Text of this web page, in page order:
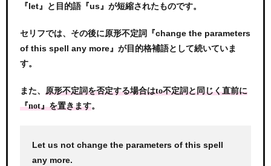
『let』と目的語『us』が短縮されたものです。
セリフでは、その後に原形不定詞『change the parameters
of this spell any more』が目的格補語として続いていま
す。
また、 原形不定詞を否定する場合はto不定詞と同じく直前に
『not』を置きます。
Let us not change the parameters of this spell
any more.